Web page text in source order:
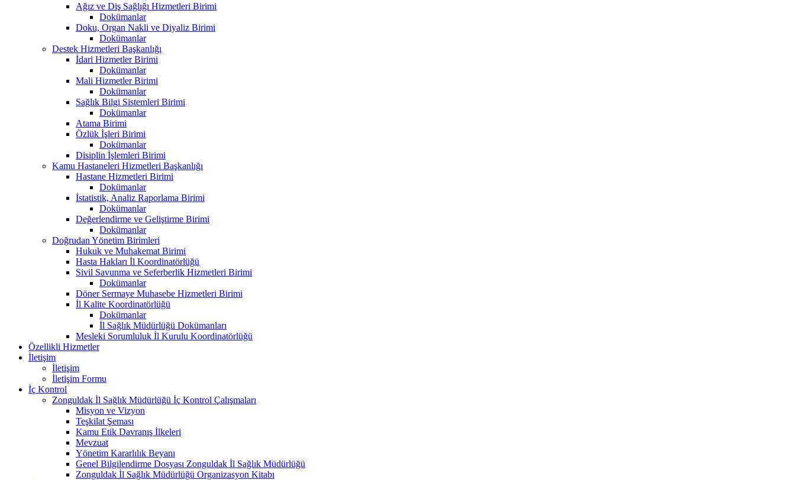
Ağız ve Diş Sağlığı Hizmetleri Birimi
Dokümanlar
Doku, Organ Nakli ve Diyaliz Birimi
Dokümanlar
Destek Hizmetleri Başkanlığı
İdari Hizmetler Birimi
Dokümanlar
Mali Hizmetler Birimi
Dokümanlar
Sağlık Bilgi Sistemleri Birimi
Dokümanlar
Atama Birimi
Özlük İşleri Birimi
Dokümanlar
Disiplin İşlemleri Birimi
Kamu Hastaneleri Hizmetleri Başkanlığı
Hastane Hizmetleri Birimi
Dokümanlar
İstatistik, Analiz Raporlama Birimi
Dokümanlar
Değerlendirme ve Geliştirme Birimi
Dokümanlar
Doğrudan Yönetim Birimleri
Hukuk ve Muhakemat Birimi
Hasta Hakları İl Koordinatörlüğü
Sivil Savunma ve Seferberlik Hizmetleri Birimi
Dokümanlar
Döner Sermaye Muhasebe Hizmetleri Birimi
İl Kalite Koordinatörlüğü
Dokümanlar
İl Sağlık Müdürlüğü Dokümanları
Mesleki Sorumluluk İl Kurulu Koordinatörlüğü
Özellikli Hizmetler
İletişim
İletişim
İletişim Formu
İç Kontrol
Zonguldak İl Sağlık Müdürlüğü İç Kontrol Çalışmaları
Misyon ve Vizyon
Teşkilat Şeması
Kamu Etik Davranış İlkeleri
Mevzuat
Yönetim Kararlılık Beyanı
Genel Bilgilendirme Dosyası Zonguldak İl Sağlık Müdürlüğü
Zonguldak İl Sağlık Müdürlüğü Organizasyon Kitabı